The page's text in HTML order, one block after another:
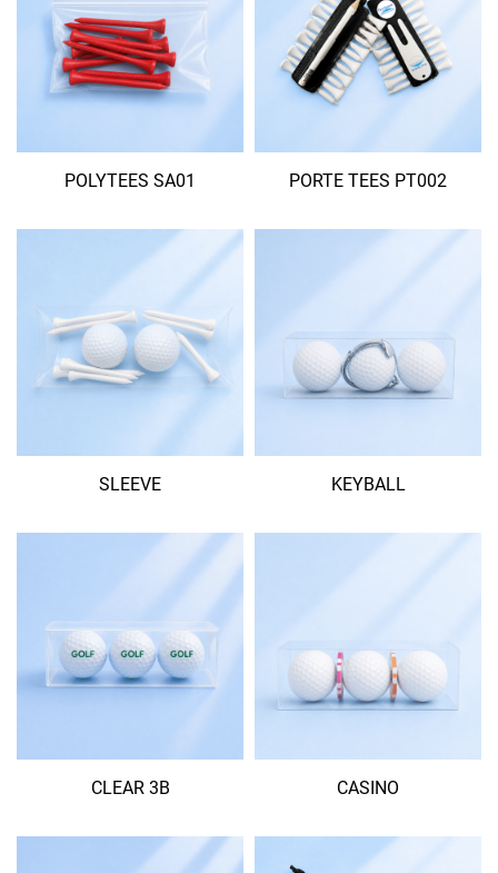
POLYTEES SA01 PORTE TEES PT002
SLEEVE KEYBALL
CLEAR 3B CASINO